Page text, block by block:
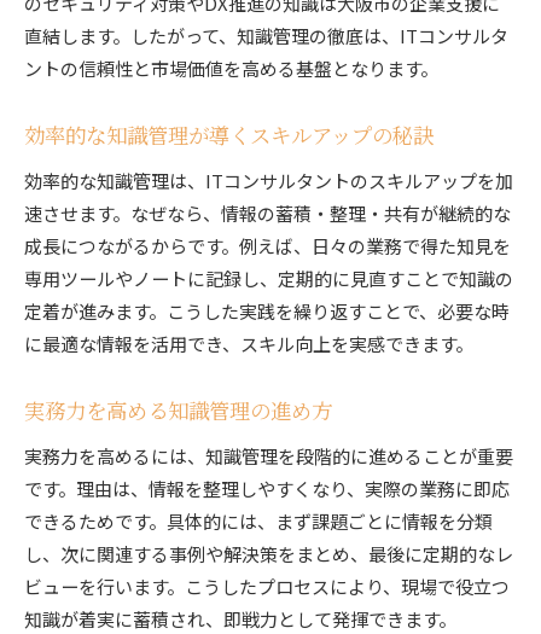
直結します。したがって、知識管理の徹底は、ITコンサルタ
ントの信頼性と市場価値を高める基盤となります。
効率的な知識管理が導くスキルアップの秘訣
効率的な知識管理は、ITコンサルタントのスキルアップを加
速させます。なぜなら、情報の蓄積・整理・共有が継続的な
成長につながるからです。例えば、日々の業務で得た知見を
専用ツールやノートに記録し、定期的に見直すことで知識の
定着が進みます。こうした実践を繰り返すことで、必要な時
に最適な情報を活用でき、スキル向上を実感できます。
実務力を高める知識管理の進め方
実務力を高めるには、知識管理を段階的に進めることが重要
です。理由は、情報を整理しやすくなり、実際の業務に即応
できるためです。具体的には、まず課題ごとに情報を分類
し、次に関連する事例や解決策をまとめ、最後に定期的なレ
ビューを行います。こうしたプロセスにより、現場で役立つ
知識が着実に蓄積され、即戦力として発揮できます。